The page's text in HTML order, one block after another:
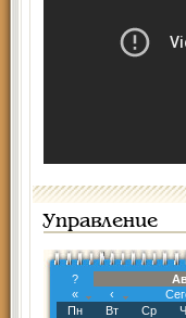
Управление
?
«
‹
Пн
Вт Ср